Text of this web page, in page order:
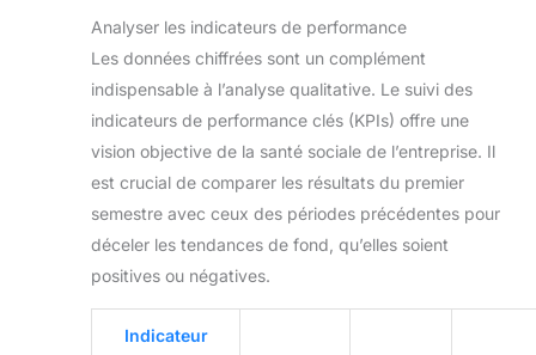
Analyser les indicateurs de performance
Les données chiffrées sont un complément
indispensable à l’analyse qualitative. Le suivi des
indicateurs de performance clés (KPIs) offre une
vision objective de la santé sociale de l’entreprise. Il
est crucial de comparer les résultats du premier
semestre avec ceux des périodes précédentes pour
déceler les tendances de fond, qu’elles soient
positives ou négatives.
Indicateur